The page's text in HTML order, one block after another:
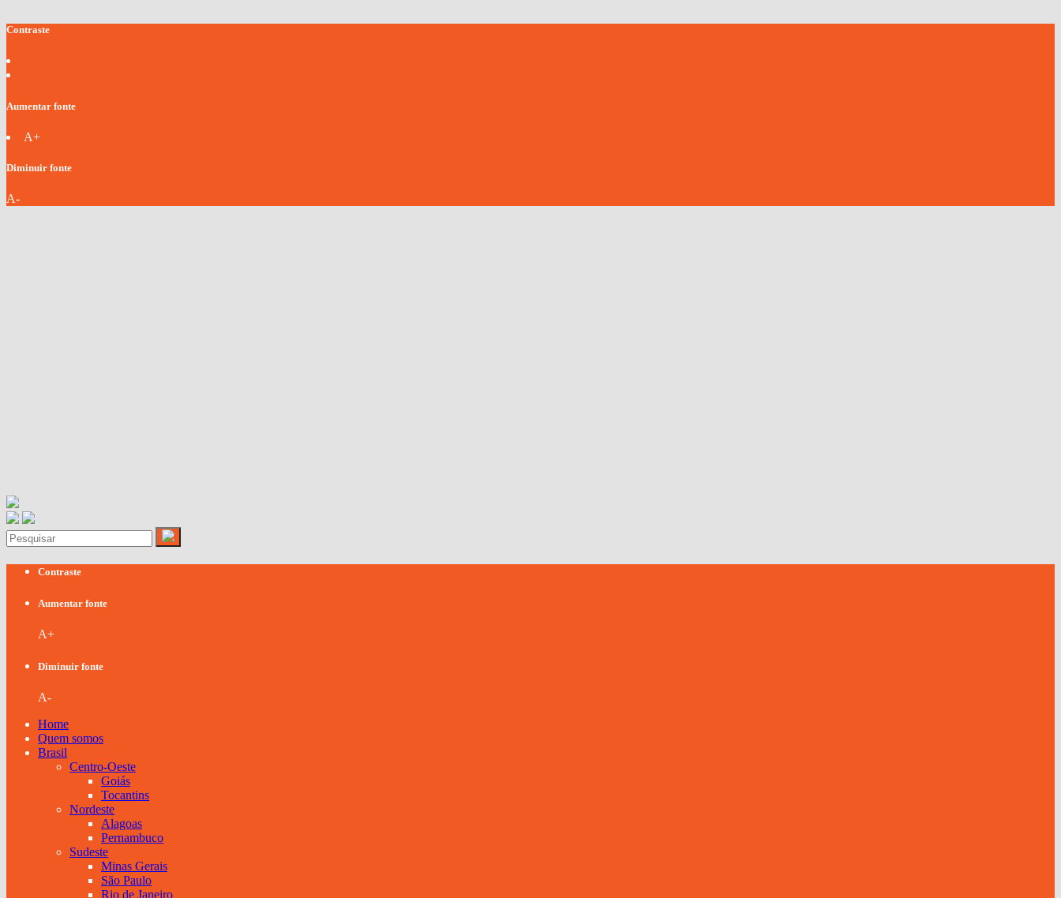
Contraste
Aumentar fonte
A+
Diminuir fonte
A-
Contraste
Aumentar fonte
A+
Diminuir fonte
A-
Home
Quem somos
Brasil
Centro-Oeste
Goiás
Tocantins
Nordeste
Alagoas
Pernambuco
Sudeste
Minas Gerais
São Paulo
Rio de Janeiro